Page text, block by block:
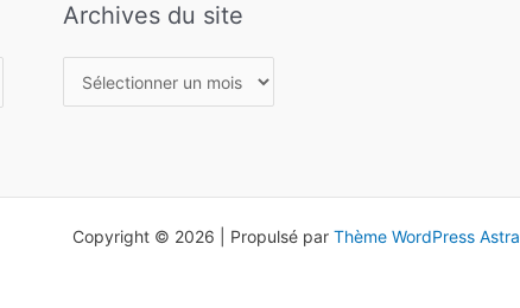
Archives du site
du
Copyright © 2026 | Propulsé par Thème WordPress Astra